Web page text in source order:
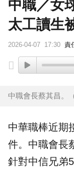
中職／女
太工讀生
2026-04-07 17:30 責
中職會長蔡其昌。
中華職棒近期
件。中職會長
針對中信兄弟